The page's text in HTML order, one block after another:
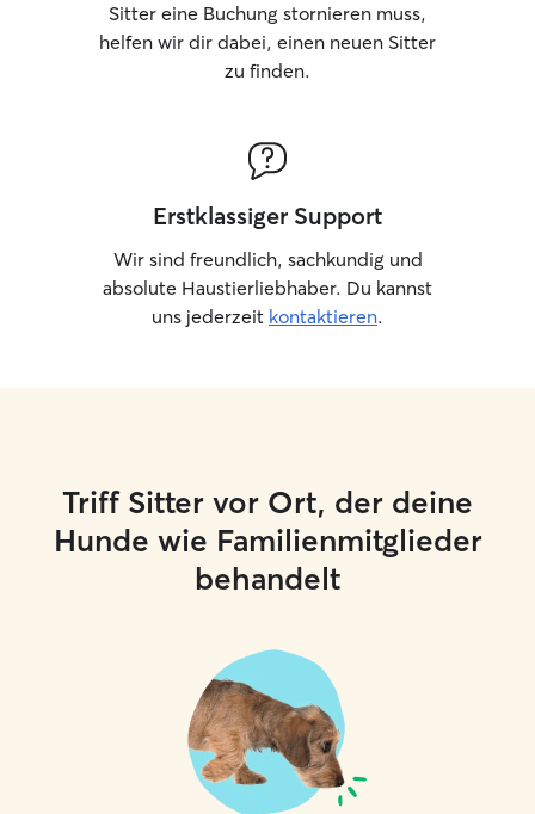
Sitter eine Buchung stornieren muss,
helfen wir dir dabei, einen neuen Sitter
zu finden.
Erstklassiger Support
Wir sind freundlich, sachkundig und
absolute Haustierliebhaber. Du kannst
uns jederzeit kontaktieren.
Triff Sitter vor Ort, der deine
Hunde wie Familienmitglieder
behandelt